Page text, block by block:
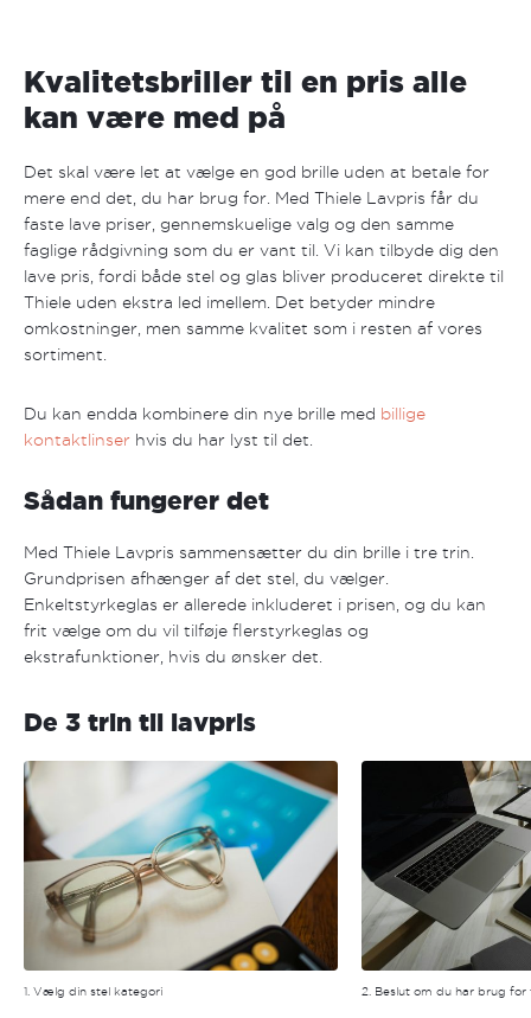
Kvalitetsbriller til en pris alle
kan være med på
Det skal være let at vælge en god brille uden at betale for
mere end det, du har brug for. Med Thiele Lavpris får du
faste lave priser, gennemskuelige valg og den samme
faglige rådgivning som du er vant til. Vi kan tilbyde dig den
lave pris, fordi både stel og glas bliver produceret direkte til
Thiele uden ekstra led imellem. Det betyder mindre
omkostninger, men samme kvalitet som i resten af vores
sortiment.
Du kan endda kombinere din nye brille med billige
kontaktlinser hvis du har lyst til det.
Sådan fungerer det
Med Thiele Lavpris sammensætter du din brille i tre trin.
Grundprisen afhænger af det stel, du vælger.
Enkeltstyrkeglas er allerede inkluderet i prisen, og du kan
frit vælge om du vil tilføje flerstyrkeglas og
ekstrafunktioner, hvis du ønsker det.
De 3 trin til lavpris
1. Vælg din stel kategori 2. Beslut om du har brug for